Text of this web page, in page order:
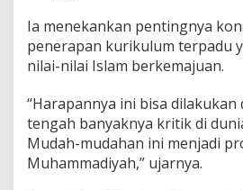
Ia menekankan pentingnya
penerapan kurikulum terpadu
nilai-nilai Islam berkemajuan.
“Harapannya ini bisa dilakukan
tengah banyaknya kritik di
Mudah-mudahan ini menjadi
Muhammadiyah,” ujarnya.